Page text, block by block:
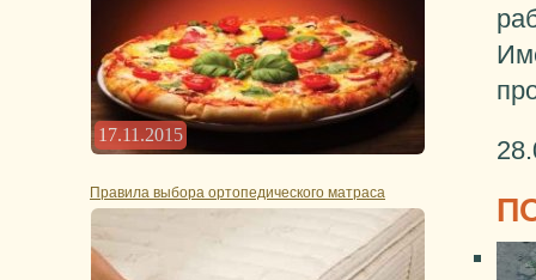
17.11.2015
Правила выбора ортопедического матраса